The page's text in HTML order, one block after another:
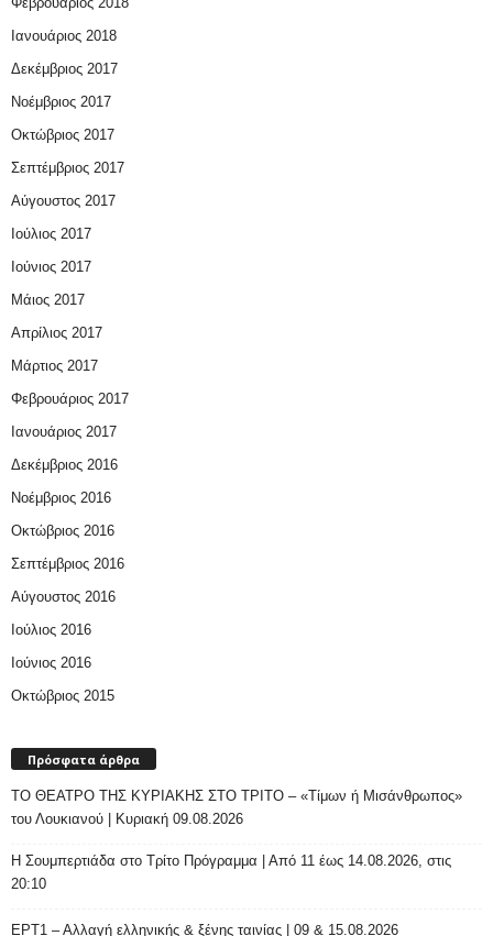
Ιανουάριος 2018
Δεκέμβριος 2017
Νοέμβριος 2017
Οκτώβριος 2017
Σεπτέμβριος 2017
Αύγουστος 2017
Ιούλιος 2017
Ιούνιος 2017
Μάιος 2017
Απρίλιος 2017
Μάρτιος 2017
Φεβρουάριος 2017
Ιανουάριος 2017
Δεκέμβριος 2016
Νοέμβριος 2016
Οκτώβριος 2016
Σεπτέμβριος 2016
Αύγουστος 2016
Ιούλιος 2016
Ιούνιος 2016
Οκτώβριος 2015
Πρόσφατα άρθρα
ΤΟ ΘΕΑΤΡΟ ΤΗΣ ΚΥΡΙΑΚΗΣ ΣΤΟ ΤΡΙΤΟ – «Τίμων ή Μισάνθρωπος»
του Λουκιανού | Κυριακή 09.08.2026
H Σουμπερτιάδα στο Τρίτο Πρόγραμμα | Από 11 έως 14.08.2026, στις
20:10
ΕΡΤ1 – Αλλαγή ελληνικής & ξένης ταινίας | 09 & 15.08.2026